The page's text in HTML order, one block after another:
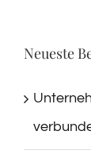
Neueste